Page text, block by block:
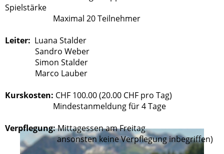
Spielstärke
Maximal 20 Teilnehmer
Leiter: Luana Stalder
Sandro Weber
Simon Stalder
Marco Lauber
Kurskosten: CHF 100.00 (20.00 CHF pro Tag)
Mindestanmeldung für 4 Tage
Verpflegung:Mittagessen am Freitag
ansonsten keine Verpflegung inbegriffen)